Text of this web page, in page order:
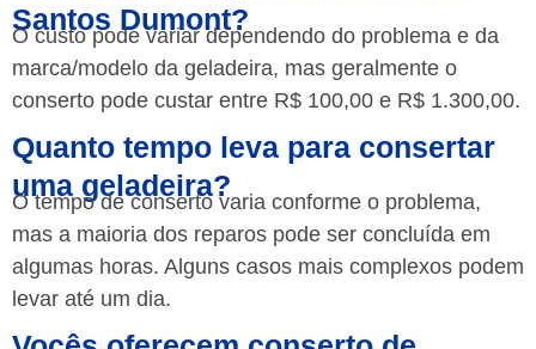
Santos Dumont?
O custo pode variar dependendo do problema e da
marca/modelo da geladeira, mas geralmente o
conserto pode custar entre R$ 100,00 e R$ 1.300,00.
Quanto tempo leva para consertar
uma geladeira?
O tempo de conserto varia conforme o problema,
mas a maioria dos reparos pode ser concluída em
algumas horas. Alguns casos mais complexos podem
levar até um dia.